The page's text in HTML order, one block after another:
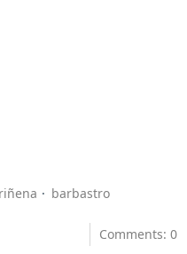
barbastro
Comments: 0